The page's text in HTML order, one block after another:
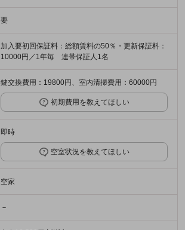
要
加入要初回保証料：総額賃料の50％・更新保証料：
10000円／1年毎 連帯保証人1名
鍵交換費用：19800円、室内清掃費用：60000円
初期費用を教えてほしい
即時
空室状況を教えてほしい
空家
－